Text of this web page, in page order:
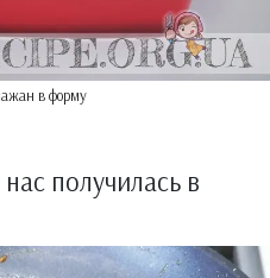
в форму
получилась в